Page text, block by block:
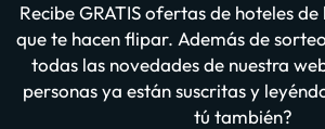
Recibe GRATIS ofertas de hoteles de
que te hacen flipar. Además de
todas las novedades de nuestra
personas ya están suscritas y
tú también?